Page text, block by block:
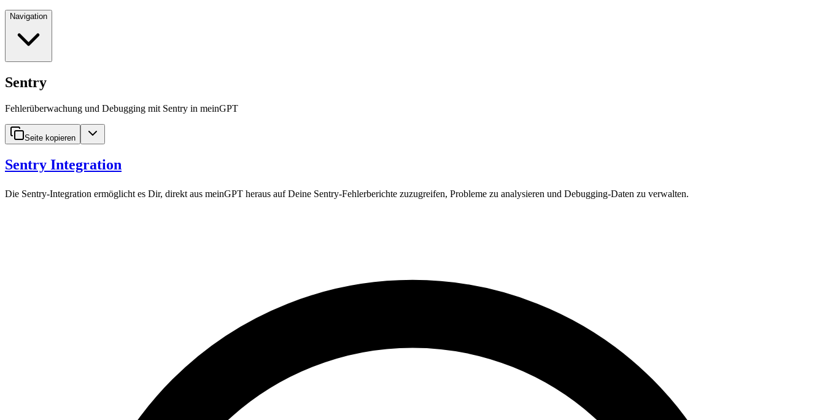
Navigation
Sentry
Fehlerüberwachung und Debugging mit Sentry in meinGPT
Seite kopieren
Sentry Integration
Die Sentry-Integration ermöglicht es Dir, direkt aus meinGPT heraus auf Deine Sentry-Fehlerberichte zuzugreifen, Probleme zu analysieren und Debugging-Daten zu verwalten.